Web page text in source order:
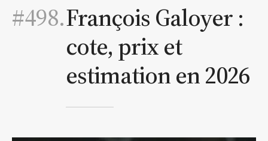
#498.François Galoyer :
cote, prix et
estimation en 2026